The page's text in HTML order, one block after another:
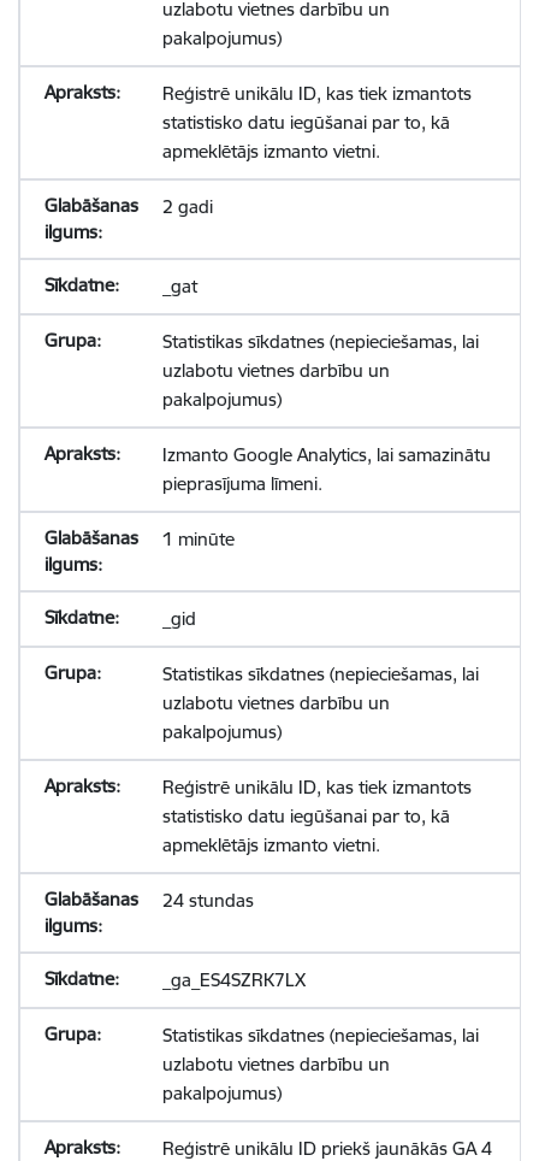
uzlabotu vietnes darbību un
pakalpojumus)
Reģistrē unikālu ID, kas tiek izmantots
statistisko datu iegūšanai par to, kā
apmeklētājs izmanto vietni.
2 gadi
_gat
Statistikas sīkdatnes (nepieciešamas, lai
uzlabotu vietnes darbību un
pakalpojumus)
Izmanto Google Analytics, lai samazinātu
pieprasījuma līmeni.
1 minūte
_gid
Statistikas sīkdatnes (nepieciešamas, lai
uzlabotu vietnes darbību un
pakalpojumus)
Reģistrē unikālu ID, kas tiek izmantots
statistisko datu iegūšanai par to, kā
apmeklētājs izmanto vietni.
24 stundas
_ga_ES4SZRK7LX
Statistikas sīkdatnes (nepieciešamas, lai
uzlabotu vietnes darbību un
pakalpojumus)
Reģistrē unikālu ID priekš jaunākās GA 4